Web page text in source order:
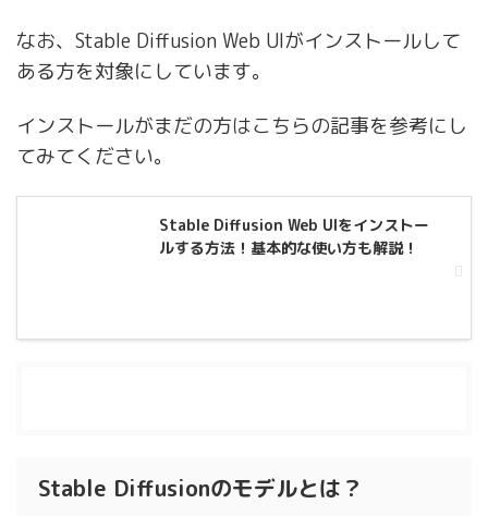
なお、Stable Diffusion Web UIがインストールして
ある方を対象にしています。
インストールがまだの方はこちらの記事を参考にし
てみてください。
Stable Diffusion Web UIをインストー
ルする方法！基本的な使い方も解説！
Stable Diffusionのモデルとは？